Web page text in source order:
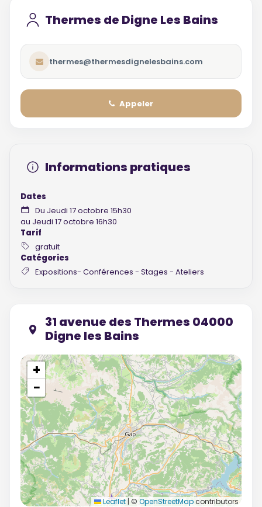
Thermes de Digne Les Bains
thermes@thermesdignelesbains.com
Appeler
Informations pratiques
Dates
Du Jeudi 17 octobre 15h30
au Jeudi 17 octobre 16h30
Tarif
gratuit
Catégories
Expositions- Conférences - Stages - Ateliers
31 avenue des Thermes 04000
Digne les Bains
+
−
Leaflet | © OpenStreetMapcontributors